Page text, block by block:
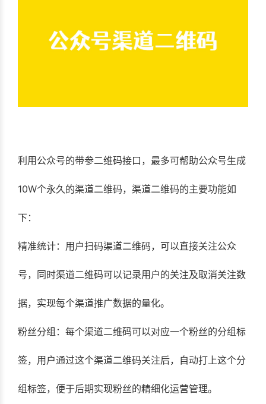
利用公众号的带参二维码接口，最多可帮助公众号生成
10W个永久的渠道二维码，渠道二维码的主要功能如
下：
精准统计：用户扫码渠道二维码，可以直接关注公众
号，同时渠道二维码可以记录用户的关注及取消关注数
据，实现每个渠道推广数据的量化。
粉丝分组：每个渠道二维码可以对应一个粉丝的分组标
签，用户通过这个渠道二维码关注后，自动打上这个分
组标签，便于后期实现粉丝的精细化运营管理。